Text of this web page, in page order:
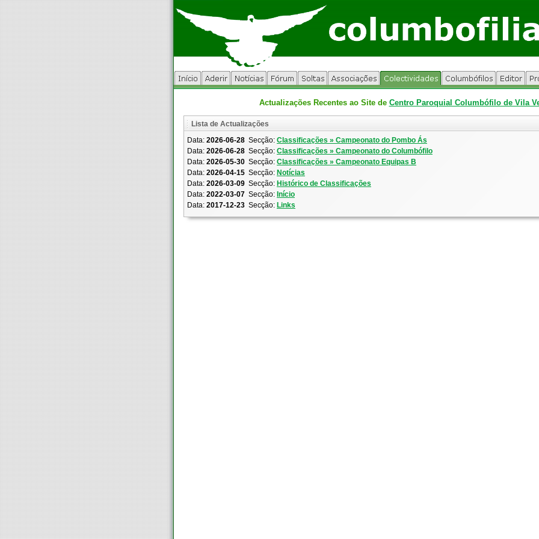
Actualizações Recentes ao Site de Centro Paroquial Columbófilo de Vila
Lista de Actualizações
Data: 2026-06-28 Secção: Classificações » Campeonato do Pombo Ás
Data: 2026-06-28 Secção: Classificações » Campeonato do Columbófilo
Data: 2026-05-30 Secção: Classificações » Campeonato Equipas B
Data: 2026-04-15 Secção: Notícias
Data: 2026-03-09 Secção: Histórico de Classificações
Data: 2022-03-07 Secção: Início
Data: 2017-12-23 Secção: Links